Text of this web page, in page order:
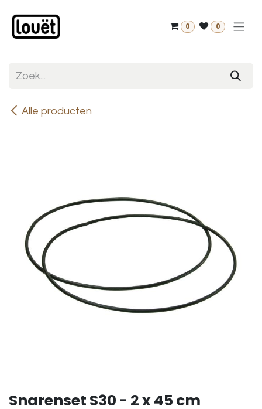
0 0
Alle producten
Snarenset S30 - 2 x 45 cm